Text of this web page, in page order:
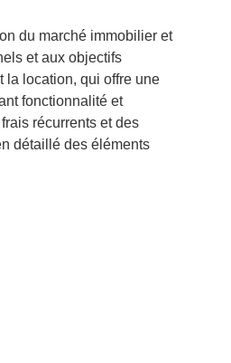
du marché immobilier et
et aux objectifs
la location, qui offre une
fonctionnalité et
récurrents et des
détaillé des éléments